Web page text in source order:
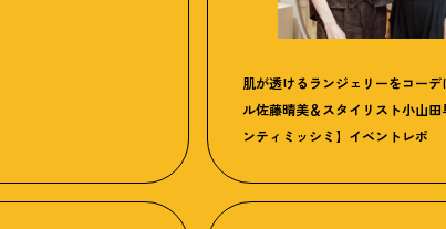
肌が透けるランジェリーをコーデ
ル佐藤晴美＆スタイリスト小山田
ンティミッシミ】イベントレポ